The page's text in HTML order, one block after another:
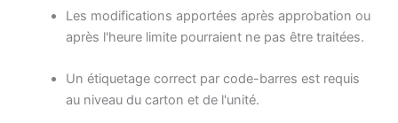
Les modifications apportées après approbation ou
après l'heure limite pourraient ne pas être traitées.
Un étiquetage correct par code-barres est requis
au niveau du carton et de l'unité.